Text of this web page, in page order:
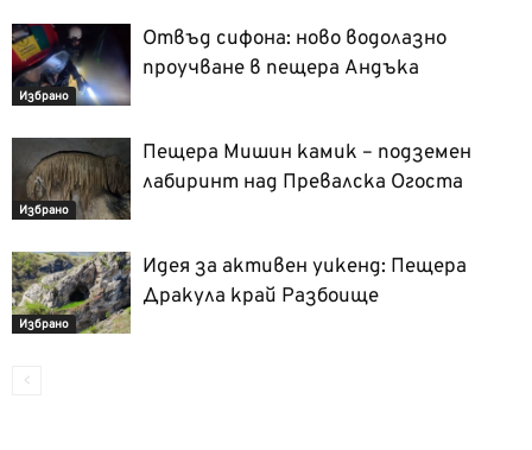
Избрано
Отвъд сифона: ново водолазно
проучване в пещера Андъка
Избрано
Пещера Мишин камик – подземен
лабиринт над Превалска Огоста
Избрано
Идея за активен уикенд: Пещера
Дракула край Разбоище